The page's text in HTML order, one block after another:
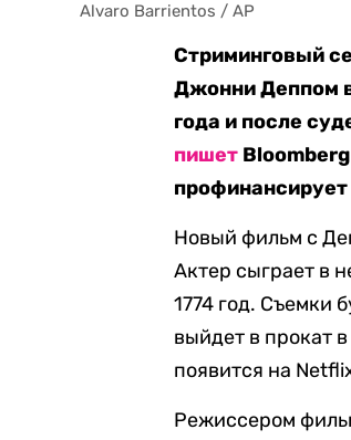
Alvaro Barrientos / AP
Стриминговый
Джонни Деппом
года и после
пишет
Новый фильм с
Актер сыграет в
1774 год. Съемки
выйдет в прокат
появится на
Режиссером